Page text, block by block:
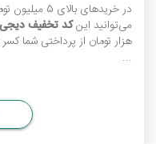
در خریدهای
می‌توانید اینکد تخفیف
هزار تومان از پرداختی شما
...